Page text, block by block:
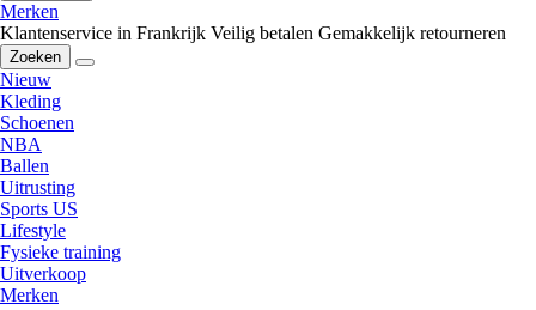
Merken
Klantenservice in Frankrijk Veilig betalen Gemakkelijk retourneren
Zoeken
Nieuw
Kleding
Schoenen
NBA
Ballen
Uitrusting
Sports US
Lifestyle
Fysieke training
Uitverkoop
Merken